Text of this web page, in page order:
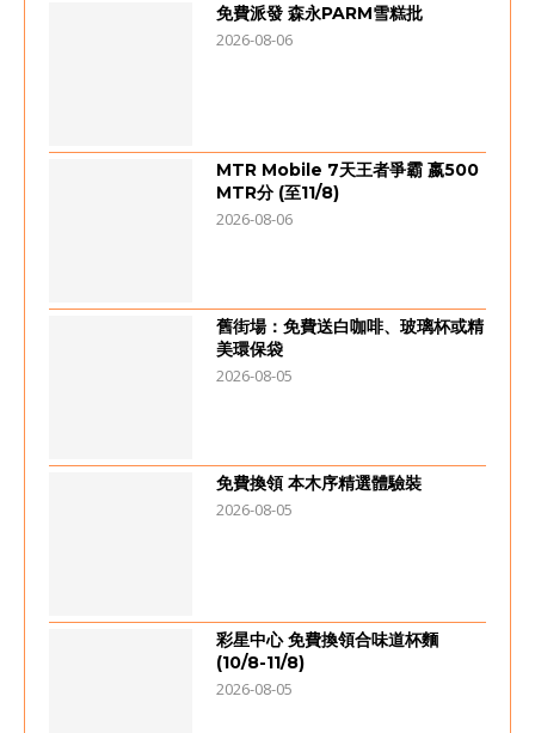
免費派發 森永PARM雪糕批
2026-08-06
MTR Mobile 7天王者爭霸 嬴500
MTR分 (至11/8)
2026-08-06
舊街場：免費送白咖啡、玻璃杯或精
美環保袋
2026-08-05
免費換領 本木序精選體驗裝
2026-08-05
彩星中心 免費換領合味道杯麵
(10/8-11/8)
2026-08-05